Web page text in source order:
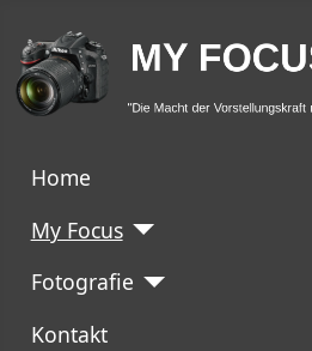
Home
My Focus
Fotografie
Kontakt